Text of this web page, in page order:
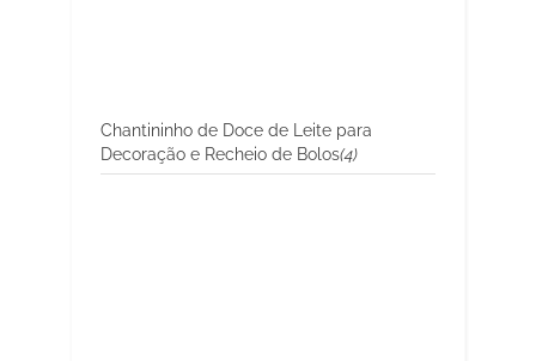
Chantininho de Doce de Leite para
Decoração e Recheio de Bolos(4)